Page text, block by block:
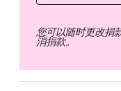
您可以随时更改捐
消捐款。